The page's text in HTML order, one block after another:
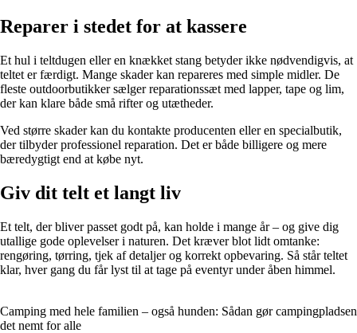
Reparer i stedet for at kassere
Et hul i teltdugen eller en knækket stang betyder ikke nødvendigvis, at
teltet er færdigt. Mange skader kan repareres med simple midler. De
fleste outdoorbutikker sælger reparationssæt med lapper, tape og lim,
der kan klare både små rifter og utætheder.
Ved større skader kan du kontakte producenten eller en specialbutik,
der tilbyder professionel reparation. Det er både billigere og mere
bæredygtigt end at købe nyt.
Giv dit telt et langt liv
Et telt, der bliver passet godt på, kan holde i mange år – og give dig
utallige gode oplevelser i naturen. Det kræver blot lidt omtanke:
rengøring, tørring, tjek af detaljer og korrekt opbevaring. Så står teltet
klar, hver gang du får lyst til at tage på eventyr under åben himmel.
Camping med hele familien – også hunden: Sådan gør campingpladsen
det nemt for alle